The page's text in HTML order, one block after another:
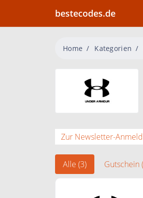
bestecodes.de
Home Kategorien
Zur Newsletter-
Alle (3) Gutschein